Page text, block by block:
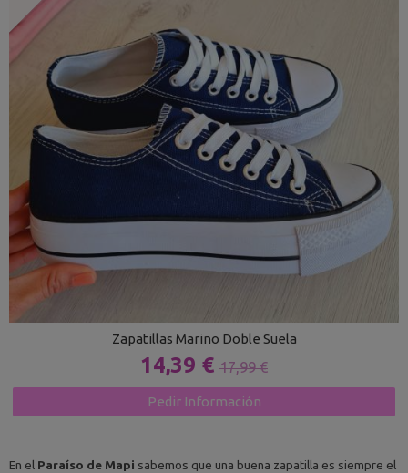
Zapatillas Marino Doble Suela
14,39 € 17,99 €
Pedir Información
En el Paraíso de Mapi sabemos que una buena zapatilla es siempre el